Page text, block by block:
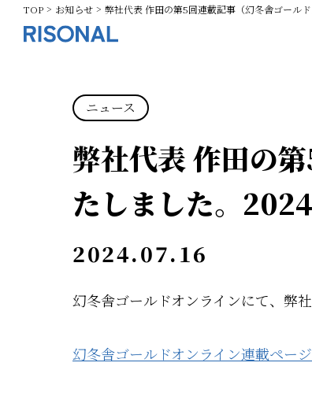
TOP お知らせ 弊社代表 作田の第5回連載記事（幻冬舎ゴール
ニュース
弊社代表 作田の
たしました。
2024.07.16
幻冬舎ゴールドオンラインにて、弊
幻冬舎ゴールドオンライン連載ペー